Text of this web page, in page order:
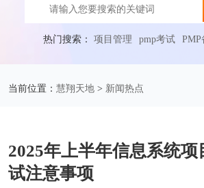
热门搜索：项目管理 pmp考试 PMP
当前位置： 慧翔天地> 新闻热点
2025年上半年信息系统项
试注意事项